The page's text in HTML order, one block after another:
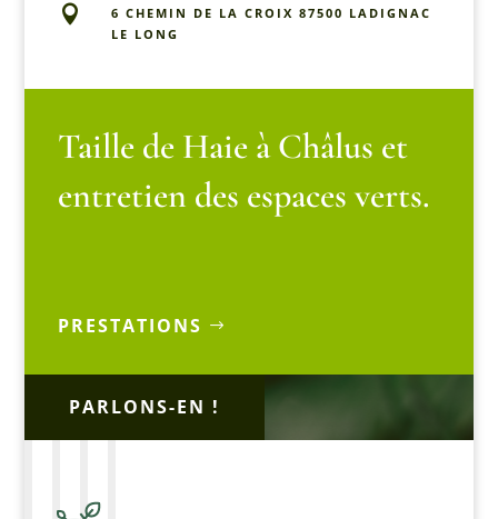

6 CHEMIN DE LA CROIX 87500 LADIGNAC
LE LONG
Taille de Haie à Châlus et
entretien des espaces verts.
PRESTATIONS
PARLONS-EN !